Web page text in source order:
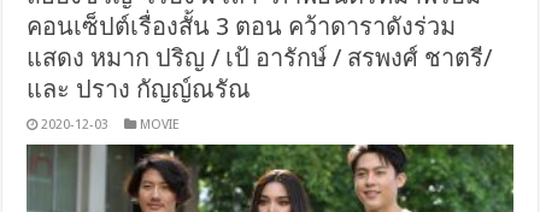
คอนเซ็ปต์เรื่องสั้น 3 ตอน คว้าดาราดังร่วม
แสดง หมาก ปริญ / เป้ อารักษ์ / สรพงศ์ ชาตรี/
และ ปราง กัญญ์ณรัณ
2020-12-03 MOVIE